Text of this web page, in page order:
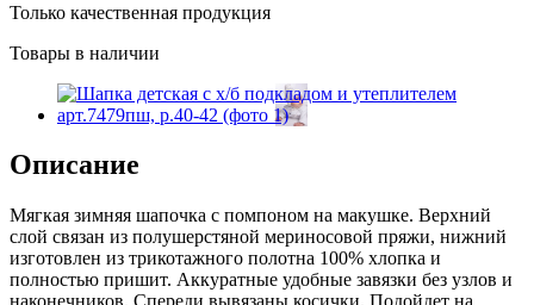
Только качественная продукция
Товары в наличии
Описание
Мягкая зимняя шапочка с помпоном на макушке. Верхний
слой связан из полушерстяной мериносовой пряжи, нижний
изготовлен из трикотажного полотна 100% хлопка и
полностью пришит. Аккуратные удобные завязки без узлов и